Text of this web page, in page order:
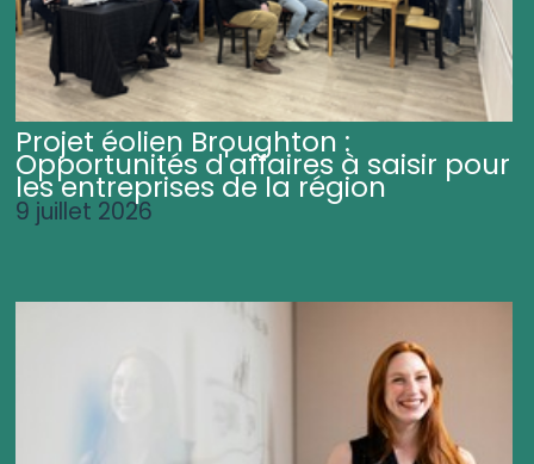
Projet éolien Broughton :
Opportunités d'affaires à saisir pour
les entreprises de la région
9 juillet 2026